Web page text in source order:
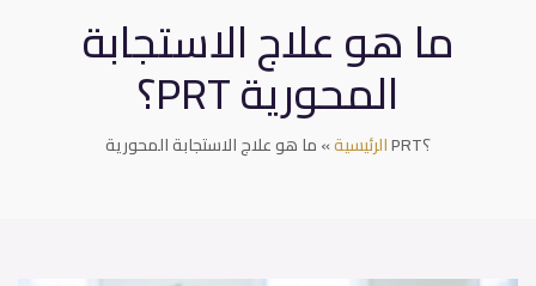
ما هو علاج الاستجابة
المحورية PRT؟
الرئيسية» ما هو علاج الاستجابة المحورية PRT؟